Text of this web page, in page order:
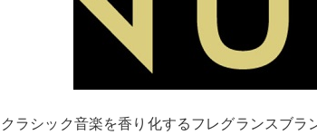
クラシック音楽を香り化するフレグランスブ